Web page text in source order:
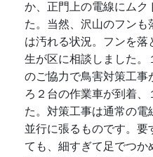
か、正門上の電線にムク
た。当然、沢山のフンも
は汚れる状況。フンを
生が区に相談しました。
のご協力で鳥害対策工事
ろ２台の作業車が到着、
た。対策工事は通常の電
並行に張るものです。要
ても、細すぎて足でつか